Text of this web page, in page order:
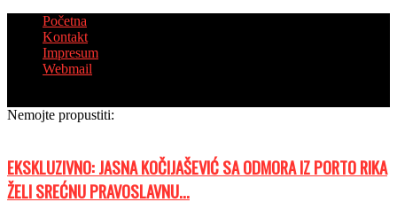
Početna
Kontakt
Impresum
Webmail
Nemojte propustiti:
EKSKLUZIVNO: JASNA KOČIJAŠEVIĆ SA ODMORA IZ PORTO RIKA
ŽELI SREĆNU PRAVOSLAVNU...